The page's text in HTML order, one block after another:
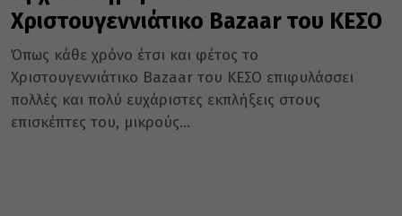
Χριστουγεννιάτικο Bazaar του ΚΕΣΟ
Όπως κάθε χρόνο έτσι και φέτος το
Χριστουγεννιάτικο Bazaar του ΚΕΣΟ επιφυλάσσει
πολλές και πολύ ευχάριστες εκπλήξεις στους
επισκέπτες του, μικρούς...